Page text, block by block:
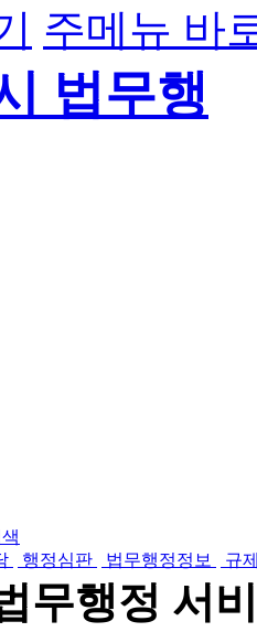
주메뉴 바
행정심판 법무행정정보 규
무행정 서